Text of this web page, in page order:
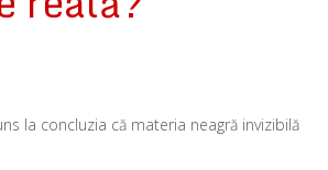
la concluzia că materia neagră invizibilă